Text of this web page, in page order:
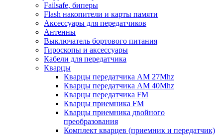
Failsafe, биперы
Flash накопители и карты памяти
Аксессуары для передатчиков
Антенны
Выключатель бортового питания
Гироскопы и аксессуары
Кабели для передатчика
Кварцы
Кварцы передатчика AM 27Mhz
Кварцы передатчика AM 40Mhz
Кварцы передатчика FM
Кварцы приемника FM
Кварцы приемника двойного
преобразования
Комплект кварцев (приемник и передатчик)